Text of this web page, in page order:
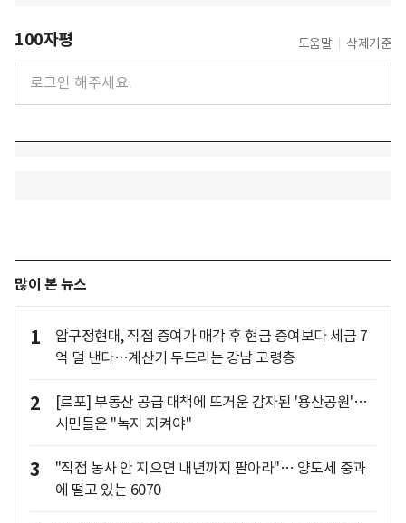
100자평 도움말 삭제기준
많이 본 뉴스
1
압구정현대, 직접 증여가 매각 후 현금 증여보다 세금 7
억 덜 낸다…계산기 두드리는 강남 고령층
2
[르포] 부동산 공급 대책에 뜨거운 감자된 '용산공원'…
시민들은 "녹지 지켜야"
3
"직접 농사 안 지으면 내년까지 팔아라"… 양도세 중과
에 떨고 있는 6070